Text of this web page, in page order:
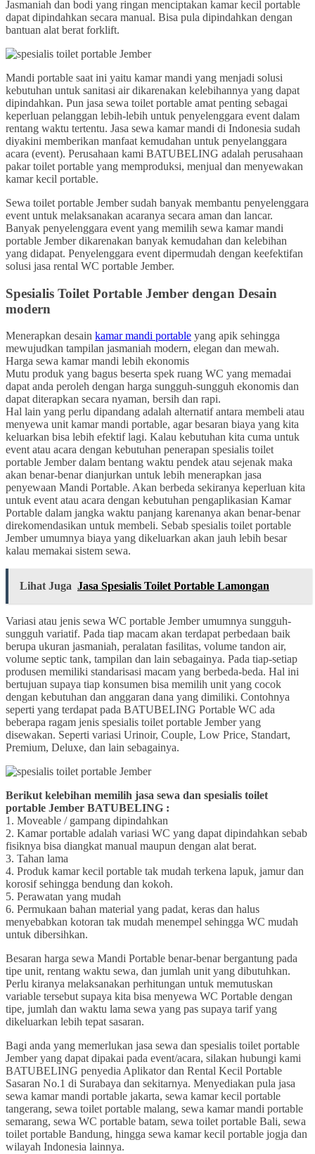
Jasmaniah dan bodi yang ringan menciptakan kamar kecil portable
dapat dipindahkan secara manual. Bisa pula dipindahkan dengan
bantuan alat berat forklift.
Mandi portable saat ini yaitu kamar mandi yang menjadi solusi
kebutuhan untuk sanitasi air dikarenakan kelebihannya yang dapat
dipindahkan. Pun jasa sewa toilet portable amat penting sebagai
keperluan pelanggan lebih-lebih untuk penyelenggara event dalam
rentang waktu tertentu. Jasa sewa kamar mandi di Indonesia sudah
diyakini memberikan manfaat kemudahan untuk penyelanggara
acara (event). Perusahaan kami BATUBELING adalah perusahaan
pakar toilet portable yang memproduksi, menjual dan menyewakan
kamar kecil portable.
Sewa toilet portable Jember sudah banyak membantu penyelenggara
event untuk melaksanakan acaranya secara aman dan lancar.
Banyak penyelenggara event yang memilih sewa kamar mandi
portable Jember dikarenakan banyak kemudahan dan kelebihan
yang didapat. Penyelenggara event dipermudah dengan keefektifan
solusi jasa rental WC portable Jember.
Spesialis Toilet Portable Jember dengan Desain
modern
Menerapkan desain kamar mandi portable yang apik sehingga
mewujudkan tampilan jasmaniah modern, elegan dan mewah.
Harga sewa kamar mandi lebih ekonomis
Mutu produk yang bagus beserta spek ruang WC yang memadai
dapat anda peroleh dengan harga sungguh-sungguh ekonomis dan
dapat diterapkan secara nyaman, bersih dan rapi.
Hal lain yang perlu dipandang adalah alternatif antara membeli atau
menyewa unit kamar mandi portable, agar besaran biaya yang kita
keluarkan bisa lebih efektif lagi. Kalau kebutuhan kita cuma untuk
event atau acara dengan kebutuhan penerapan spesialis toilet
portable Jember dalam bentang waktu pendek atau sejenak maka
akan benar-benar dianjurkan untuk lebih menerapkan jasa
penyewaan Mandi Portable. Akan berbeda sekiranya keperluan kita
untuk event atau acara dengan kebutuhan pengaplikasian Kamar
Portable dalam jangka waktu panjang karenanya akan benar-benar
direkomendasikan untuk membeli. Sebab spesialis toilet portable
Jember umumnya biaya yang dikeluarkan akan jauh lebih besar
kalau memakai sistem sewa.
Lihat Juga Jasa Spesialis Toilet Portable Lamongan
Variasi atau jenis sewa WC portable Jember umumnya sungguh-
sungguh variatif. Pada tiap macam akan terdapat perbedaan baik
berupa ukuran jasmaniah, peralatan fasilitas, volume tandon air,
volume septic tank, tampilan dan lain sebagainya. Pada tiap-setiap
produsen memiliki standarisasi macam yang berbeda-beda. Hal ini
bertujuan supaya tiap konsumen bisa memilih unit yang cocok
dengan kebutuhan dan anggaran dana yang dimiliki. Contohnya
seperti yang terdapat pada BATUBELING Portable WC ada
beberapa ragam jenis spesialis toilet portable Jember yang
disewakan. Seperti variasi Urinoir, Couple, Low Price, Standart,
Premium, Deluxe, dan lain sebagainya.
Berikut kelebihan memilih jasa sewa dan spesialis toilet
portable Jember BATUBELING :
1. Moveable / gampang dipindahkan
2. Kamar portable adalah variasi WC yang dapat dipindahkan sebab
fisiknya bisa diangkat manual maupun dengan alat berat.
3. Tahan lama
4. Produk kamar kecil portable tak mudah terkena lapuk, jamur dan
korosif sehingga bendung dan kokoh.
5. Perawatan yang mudah
6. Permukaan bahan material yang padat, keras dan halus
menyebabkan kotoran tak mudah menempel sehingga WC mudah
untuk dibersihkan.
Besaran harga sewa Mandi Portable benar-benar bergantung pada
tipe unit, rentang waktu sewa, dan jumlah unit yang dibutuhkan.
Perlu kiranya melaksanakan perhitungan untuk memutuskan
variable tersebut supaya kita bisa menyewa WC Portable dengan
tipe, jumlah dan waktu lama sewa yang pas supaya tarif yang
dikeluarkan lebih tepat sasaran.
Bagi anda yang memerlukan jasa sewa dan spesialis toilet portable
Jember yang dapat dipakai pada event/acara, silakan hubungi kami
BATUBELING penyedia Aplikator dan Rental Kecil Portable
Sasaran No.1 di Surabaya dan sekitarnya. Menyediakan pula jasa
sewa kamar mandi portable jakarta, sewa kamar kecil portable
tangerang, sewa toilet portable malang, sewa kamar mandi portable
semarang, sewa WC portable batam, sewa toilet portable Bali, sewa
toilet portable Bandung, hingga sewa kamar kecil portable jogja dan
wilayah Indonesia lainnya.